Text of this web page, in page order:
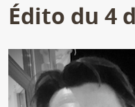
Édito du 4